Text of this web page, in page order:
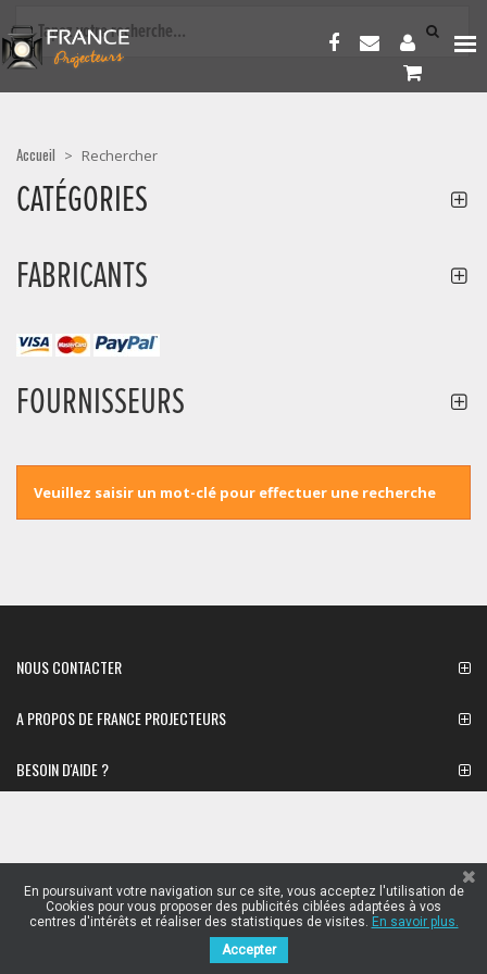
Accueil > Rechercher
CATÉGORIES
FABRICANTS
FOURNISSEURS
Veuillez saisir un mot-clé pour effectuer une recherche
NOUS CONTACTER
A PROPOS DE FRANCE PROJECTEURS
BESOIN D'AIDE ?
En poursuivant votre navigation sur ce site, vous acceptez l'utilisation de
Cookies pour vous proposer des publicités ciblées adaptées à vos
centres d'intérêts et réaliser des statistiques de visites. En savoir plus.
Accepter